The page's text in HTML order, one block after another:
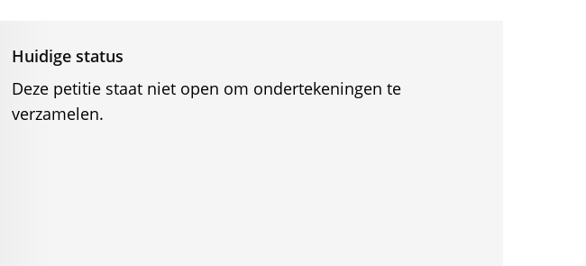
Huidige status
Deze petitie staat niet open om ondertekeningen te
verzamelen.